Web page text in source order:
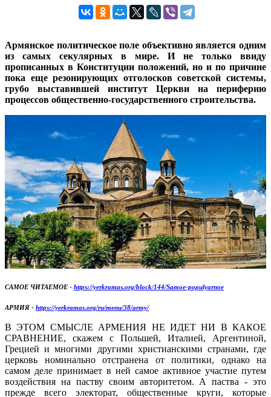
Армянское политическое поле объективно является одним
из самых секулярных в мире. И не только ввиду
прописанных в Конституции положений, но и по причине
пока еще резонирующих отголосков советской системы,
грубо выставившей институт Церкви на периферию
процессов общественно-государственного строительства.
САМОЕ ЧИТАЕМОЕ - https://yerkramas.org/block/144/Samoe-populyarnoe
АРМИЯ - https://yerkramas.org/ru/menu/38/army/
В ЭТОМ СМЫСЛЕ АРМЕНИЯ НЕ ИДЕТ НИ В КАКОЕ
СРАВНЕНИЕ, скажем с Польшей, Италией, Аргентиной,
Грецией и многими другими христианскими странами, где
церковь номинально отстранена от политики, однако на
самом деле принимает в ней самое активное участие путем
воздействия на паству своим авторитетом. А паства - это
прежде всего электорат, общественные круги, которые